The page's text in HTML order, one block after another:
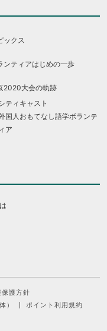
ックス
ンティアはじめの一歩
2020大会の軌跡
ティキャスト
国人おもてなし語学ボランテ
ィア
護方針
）
ポイント利用規約